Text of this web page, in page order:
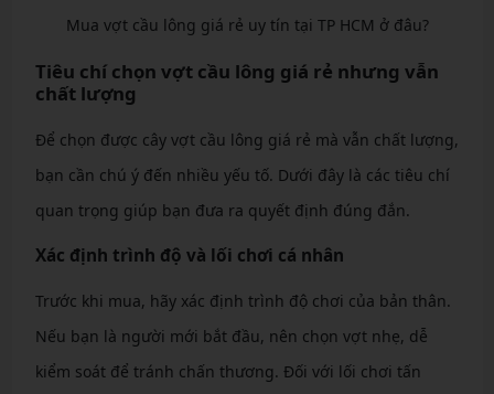
Mua vợt cầu lông giá rẻ uy tín tại TP HCM ở đâu?
Tiêu chí chọn vợt cầu lông giá rẻ nhưng vẫn
chất lượng
Để chọn được cây vợt cầu lông giá rẻ mà vẫn chất lượng,
bạn cần chú ý đến nhiều yếu tố. Dưới đây là các tiêu chí
quan trọng giúp bạn đưa ra quyết định đúng đắn.
Xác định trình độ và lối chơi cá nhân
Trước khi mua, hãy xác định trình độ chơi của bản thân.
Nếu bạn là người mới bắt đầu, nên chọn vợt nhẹ, dễ
kiểm soát để tránh chấn thương. Đối với lối chơi tấn